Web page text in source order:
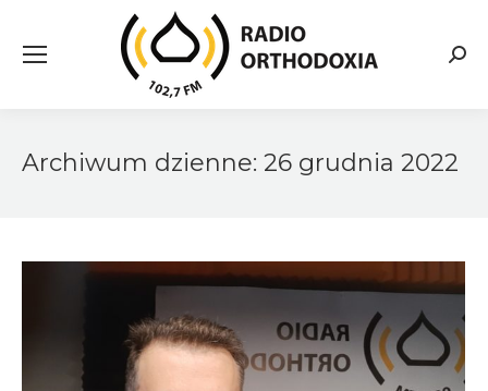
Archiwum dzienne: 26 grudnia 2022